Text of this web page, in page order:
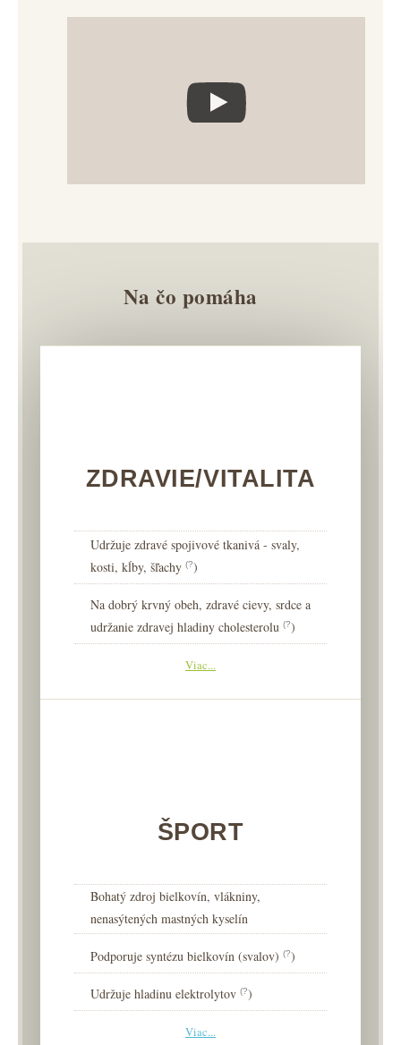
Na čo pomáha
ZDRAVIE/VITALITA
Udržuje zdravé spojivové tkanivá - svaly,
kosti, kĺby, šľachy (?)
Na dobrý krvný obeh, zdravé cievy, srdce a
udržanie zdravej hladiny cholesterolu (?)
Viac...
ŠPORT
Bohatý zdroj bielkovín, vlákniny,
nenasýtených mastných kyselín
Podporuje syntézu bielkovín (svalov) (?)
Udržuje hladinu elektrolytov (?)
Viac...